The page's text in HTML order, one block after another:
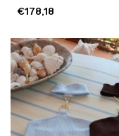
€178,18